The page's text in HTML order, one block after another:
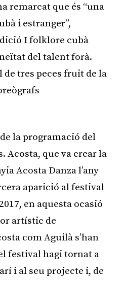
remarcat que és “una
i estranger”,
I folklore cubà
del talent forà.
de tres peces fruit de la
la programació del
Acosta, que va crear la
Acosta Danza l’any
aparició al festival
en aquesta ocasió
artístic de
com Aguilà s’han
festival hagi tornat a
i al seu projecte i, de